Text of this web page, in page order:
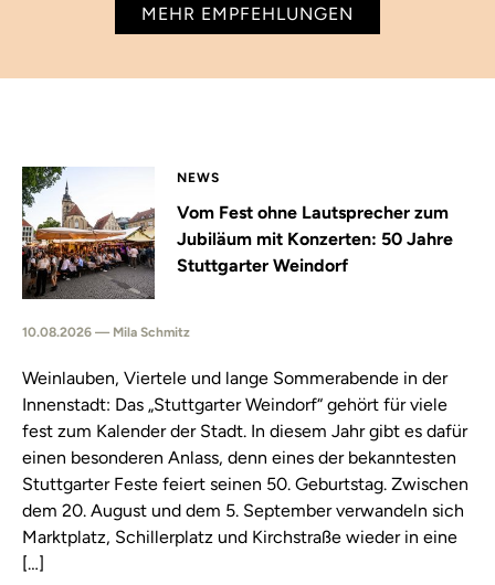
MEHR EMPFEHLUNGEN
NEWS
Vom Fest ohne Lautsprecher zum
Jubiläum mit Konzerten: 50 Jahre
Stuttgarter Weindorf
10.08.2026 — Mila Schmitz
Weinlauben, Viertele und lange Sommerabende in der
Innenstadt: Das „Stuttgarter Weindorf“ gehört für viele
fest zum Kalender der Stadt. In diesem Jahr gibt es dafür
einen besonderen Anlass, denn eines der bekanntesten
Stuttgarter Feste feiert seinen 50. Geburtstag. Zwischen
dem 20. August und dem 5. September verwandeln sich
Marktplatz, Schillerplatz und Kirchstraße wieder in eine
[…]